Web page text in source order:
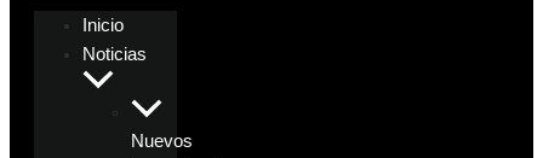
Inicio
Noticias
Nuevos